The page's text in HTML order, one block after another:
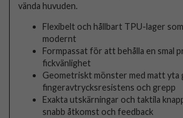
vända huvuden.
Flexibelt och hållbart TPU-lager
modernt
Formpassat för att behålla en smal
fickvänlighet
Geometriskt mönster med matt yta
fingeravtrycksresistens och grepp
Exakta utskärningar och taktila
snabb åtkomst och feedback